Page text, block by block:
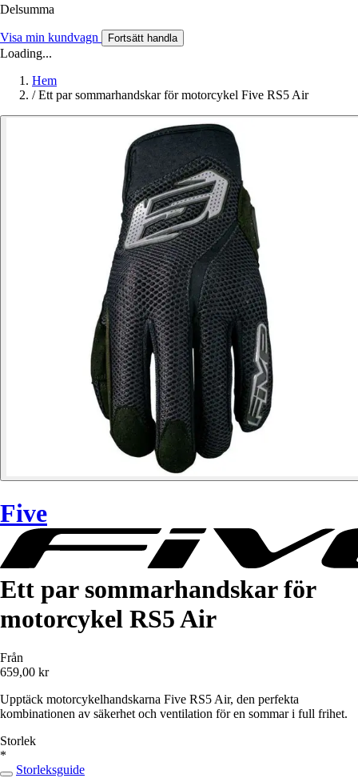
Delsumma
Visa min kundvagn Fortsätt handla
Loading...
Hem
/ Ett par sommarhandskar för motorcykel Five RS5 Air
Five
Ett par sommarhandskar för
motorcykel RS5 Air
Från
659,00 kr
Upptäck motorcykelhandskarna Five RS5 Air, den perfekta
kombinationen av säkerhet och ventilation för en sommar i full frihet.
Storlek
*
Storleksguide